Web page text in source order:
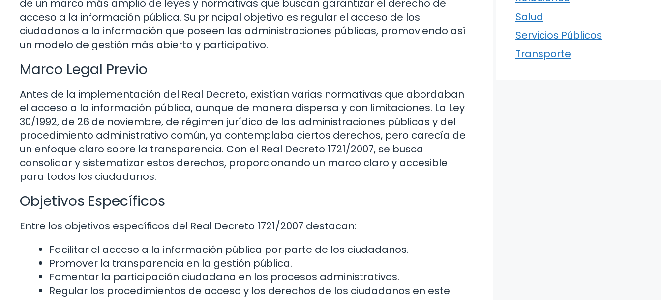
de un marco más amplio de leyes y normativas que buscan garantizar el derecho de
acceso a la información pública. Su principal objetivo es regular el acceso de los
ciudadanos a la información que poseen las administraciones públicas, promoviendo así
un modelo de gestión más abierto y participativo.
Marco Legal Previo
Antes de la implementación del Real Decreto, existían varias normativas que abordaban
el acceso a la información pública, aunque de manera dispersa y con limitaciones. La Ley
30/1992, de 26 de noviembre, de régimen jurídico de las administraciones públicas y del
procedimiento administrativo común, ya contemplaba ciertos derechos, pero carecía de
un enfoque claro sobre la transparencia. Con el Real Decreto 1721/2007, se busca
consolidar y sistematizar estos derechos, proporcionando un marco claro y accesible
para todos los ciudadanos.
Objetivos Específicos
Entre los objetivos específicos del Real Decreto 1721/2007 destacan:
Facilitar el acceso a la información pública por parte de los ciudadanos.
Promover la transparencia en la gestión pública.
Fomentar la participación ciudadana en los procesos administrativos.
Regular los procedimientos de acceso y los derechos de los ciudadanos en este
Salud
Servicios Públicos
Transporte